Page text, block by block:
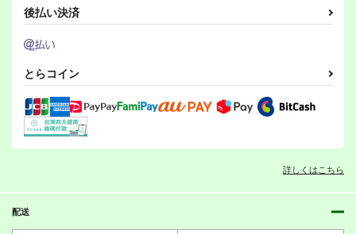
後払い決済
とらコイン
詳しくはこちら
配送